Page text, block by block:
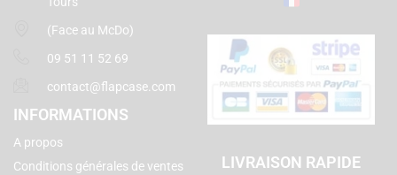
(Face au McDo)
09 51 11 52 69
contact@flapcase.com
INFORMATIONS
A propos
Conditions générales de ventes
LIVRAISON RAPIDE